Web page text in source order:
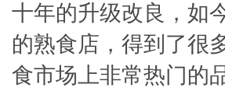
十年的升级改良，如
的熟食店，得到了很
食市场上非常热门的